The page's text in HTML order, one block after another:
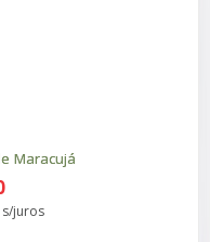
Maracujá
juros